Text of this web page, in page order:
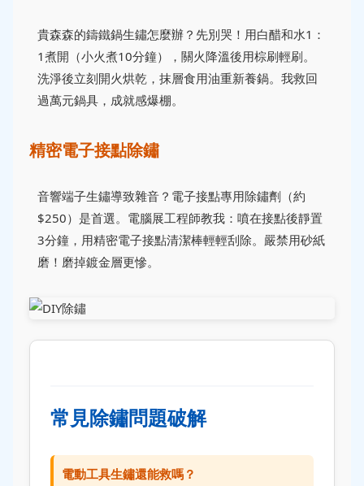
貴森森的鑄鐵鍋生鏽怎麼辦？先別哭！用白醋和水1：
1煮開（小火煮10分鐘），關火降溫後用棕刷輕刷。
洗淨後立刻開火烘乾，抹層食用油重新養鍋。我救回
過萬元鍋具，成就感爆棚。
精密電子接點除鏽
音響端子生鏽導致雜音？電子接點專用除鏽劑（約
$250）是首選。電腦展工程師教我：噴在接點後靜置
3分鐘，用精密電子接點清潔棒輕輕刮除。嚴禁用砂紙
磨！磨掉鍍金層更慘。
常見除鏽問題破解
電動工具生鏽還能救嗎？